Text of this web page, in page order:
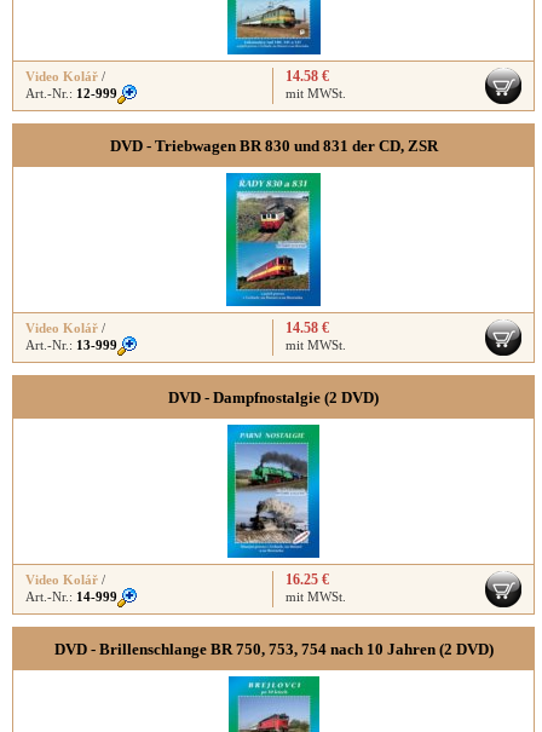
Video Kolář /
Art.-Nr.: 12-999
14.58 €
mit MWSt.
DVD - Triebwagen BR 830 und 831 der CD, ZSR
Video Kolář /
Art.-Nr.: 13-999
14.58 €
mit MWSt.
DVD - Dampfnostalgie (2 DVD)
Video Kolář /
Art.-Nr.: 14-999
16.25 €
mit MWSt.
DVD - Brillenschlange BR 750, 753, 754 nach 10 Jahren (2 DVD)